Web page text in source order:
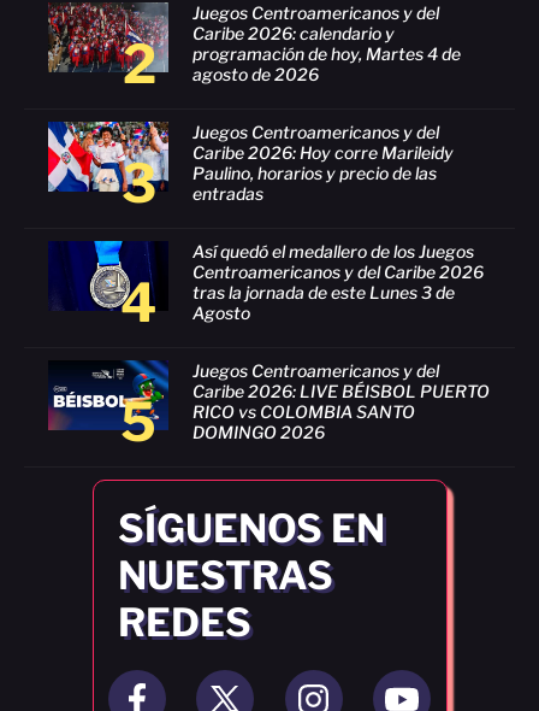
2
Juegos Centroamericanos y del
Caribe 2026: calendario y
programación de hoy, Martes 4 de
agosto de 2026
3
Juegos Centroamericanos y del
Caribe 2026: Hoy corre Marileidy
Paulino, horarios y precio de las
entradas
4
Así quedó el medallero de los Juegos
Centroamericanos y del Caribe 2026
tras la jornada de este Lunes 3 de
Agosto
5
Juegos Centroamericanos y del
Caribe 2026: LIVE BÉISBOL PUERTO
RICO vs COLOMBIA SANTO
DOMINGO 2026
SÍGUENOS EN
NUESTRAS
REDES